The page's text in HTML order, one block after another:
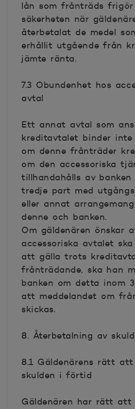
lån som frånträds frigör
säkerheten när
återbetalat de medel
erhållit utgående från
jämte ränta.
7.3 Obundenhet hos
avtal
Ett annat avtal som
kreditavtalet binder inte
om denne frånträder
om den accessoriska
tillhandahålls av banken
tredje part med
eller annat
denne och banken.
Om gäldenären önskar
accessoriska avtalet
att gälla trots
frånträdande, ska han
banken om detta inom
att meddelandet om
skickas.
8. Återbetalning av
8.1 Gäldenärens rätt
skulden i förtid
Gäldenären har rätt att